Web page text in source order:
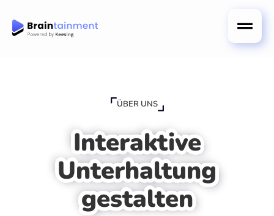
ÜBER UNS
Interaktive
Unterhaltung
gestalten